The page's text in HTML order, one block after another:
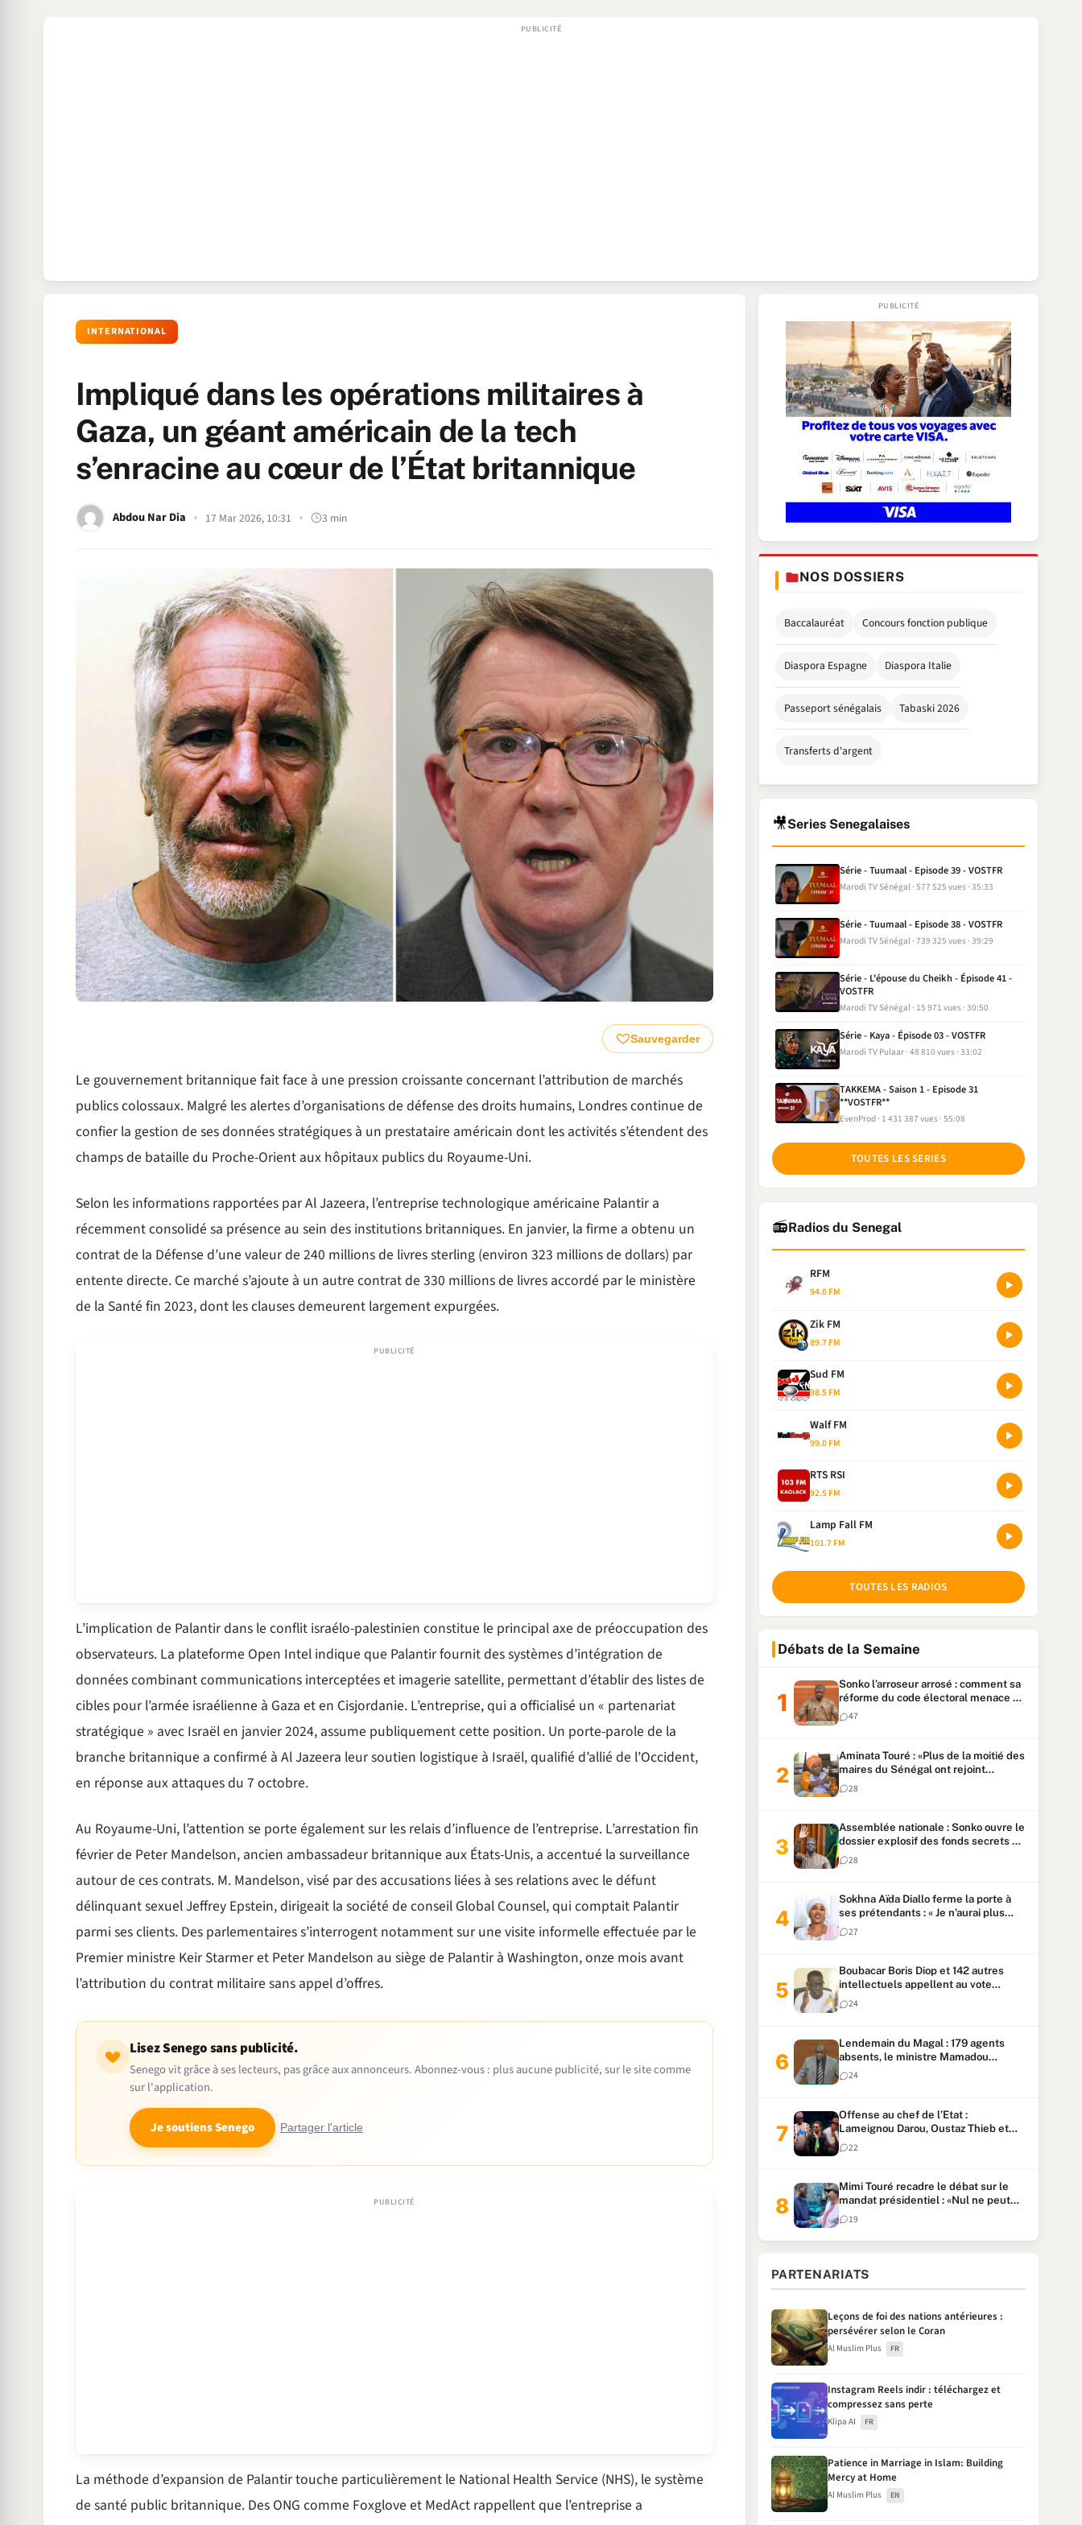
INTERNATIONAL
Impliqué dans les opérations militaires à
Gaza, un géant américain de la tech
s’enracine au cœur de l’État britannique
Abdou Nar Dia 17 Mar 2026, 10:31 3 min
Sauvegarder
Le gouvernement britannique fait face à une pression croissante concernant l’attribution de marchés
publics colossaux. Malgré les alertes d’organisations de défense des droits humains, Londres continue de
confier la gestion de ses données stratégiques à un prestataire américain dont les activités s’étendent des
champs de bataille du Proche-Orient aux hôpitaux publics du Royaume-Uni.
Selon les informations rapportées par Al Jazeera, l’entreprise technologique américaine Palantir a
récemment consolidé sa présence au sein des institutions britanniques. En janvier, la firme a obtenu un
contrat de la Défense d’une valeur de 240 millions de livres sterling (environ 323 millions de dollars) par
entente directe. Ce marché s’ajoute à un autre contrat de 330 millions de livres accordé par le ministère
de la Santé fin 2023, dont les clauses demeurent largement expurgées.
L’implication de Palantir dans le conflit israélo-palestinien constitue le principal axe de préoccupation des
observateurs. La plateforme Open Intel indique que Palantir fournit des systèmes d’intégration de
données combinant communications interceptées et imagerie satellite, permettant d’établir des listes de
cibles pour l’armée israélienne à Gaza et en Cisjordanie. L’entreprise, qui a officialisé un « partenariat
stratégique » avec Israël en janvier 2024, assume publiquement cette position. Un porte-parole de la
branche britannique a confirmé à Al Jazeera leur soutien logistique à Israël, qualifié d’allié de l’Occident,
en réponse aux attaques du 7 octobre.
Au Royaume-Uni, l’attention se porte également sur les relais d’influence de l’entreprise. L’arrestation fin
février de Peter Mandelson, ancien ambassadeur britannique aux États-Unis, a accentué la surveillance
autour de ces contrats. M. Mandelson, visé par des accusations liées à ses relations avec le défunt
délinquant sexuel Jeffrey Epstein, dirigeait la société de conseil Global Counsel, qui comptait Palantir
parmi ses clients. Des parlementaires s’interrogent notamment sur une visite informelle effectuée par le
Premier ministre Keir Starmer et Peter Mandelson au siège de Palantir à Washington, onze mois avant
l’attribution du contrat militaire sans appel d’offres.
Lisez Senego sans publicité.
Senego vit grâce à ses lecteurs, pas grâce aux annonceurs. Abonnez-vous : plus aucune publicité, sur le site comme
sur l'application.
Je soutiens Senego Partager l'article
La méthode d’expansion de Palantir touche particulièrement le National Health Service (NHS), le système
de santé public britannique. Des ONG comme Foxglove et MedAct rappellent que l’entreprise a
NOS DOSSIERS
Baccalauréat Concours fonction publique
Diaspora Espagne Diaspora Italie
Passeport sénégalais Tabaski 2026
Transferts d'argent
🎥Series Senegalaises
Série - Tuumaal - Episode 39 - VOSTFR
Marodi TV Sénégal 577 525 vues 35:33
Série - Tuumaal - Episode 38 - VOSTFR
Marodi TV Sénégal 739 325 vues 39:29
Série - L'épouse du Cheikh - Épisode 41 -
VOSTFR
Marodi TV Sénégal 15 971 vues 30:50
Série - Kaya - Épisode 03 - VOSTFR
Marodi TV Pulaar 48 810 vues 33:02
TAKKEMA - Saison 1 - Episode 31
**VOSTFR**
EvenProd 1 431 387 vues 55:08
TOUTES LES SERIES
📻Radios du Senegal
RFM
94.0 FM
Zik FM
89.7 FM
Sud FM
98.5 FM
Walf FM
99.0 FM
RTS RSI
92.5 FM
Lamp Fall FM
101.7 FM
TOUTES LES RADIOS
Débats de la Semaine
Sonko l’arroseur arrosé : comment sa
réforme du code électoral menace sa
candidature
47
Aminata Touré : «Plus de la moitié des
maires du Sénégal ont rejoint
Kiiraay»
28
Assemblée nationale : Sonko ouvre le
dossier explosif des fonds secrets et
du patrimoine présidentiel
28
Sokhna Aïda Diallo ferme la porte à
ses prétendants : « Je n’aurai plus
jamais un autre mari »
27
Boubacar Boris Diop et 142 autres
intellectuels appellent au vote
urgent de la révision
constitutionnelle
24
Lendemain du Magal : 179 agents
absents, le ministre Mamadou
Lamine Dianté exige des explications
24
Offense au chef de l’Etat :
Lameignou Darou, Oustaz Thieb et
Ndiaye Touba lourdement
condamnés
22
Mimi Touré recadre le débat sur le
mandat présidentiel : «Nul ne peut
faire plus de deux mandats
consécutifs de 5 ans»
19
PARTENARIATS
Leçons de foi des nations antérieures :
persévérer selon le Coran
Al Muslim Plus FR
Instagram Reels indir : téléchargez et
compressez sans perte
Klipa AI FR
Patience in Marriage in Islam: Building
Mercy at Home
Al Muslim Plus EN